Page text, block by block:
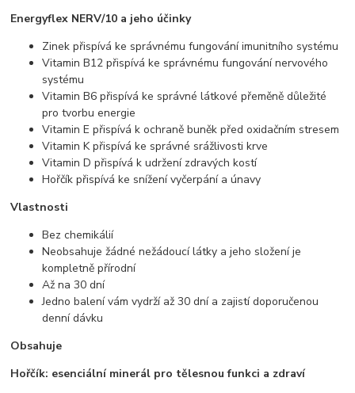
Energyflex NERV/10 a jeho účinky
Zinek přispívá ke správnému fungování imunitního systému
Vitamin B12 přispívá ke správnému fungování nervového
systému
Vitamin B6 přispívá ke správné látkové přeměně důležité
pro tvorbu energie
Vitamin E přispívá k ochraně buněk před oxidačním stresem
Vitamin K přispívá ke správné srážlivosti krve
Vitamin D přispívá k udržení zdravých kostí
Hořčík přispívá ke snížení vyčerpání a únavy
Vlastnosti
Bez chemikálií
Neobsahuje žádné nežádoucí látky a jeho složení je
kompletně přírodní
Až na 30 dní
Jedno balení vám vydrží až 30 dní a zajistí doporučenou
denní dávku
Obsahuje
Hořčík: esenciální minerál pro tělesnou funkci a zdraví